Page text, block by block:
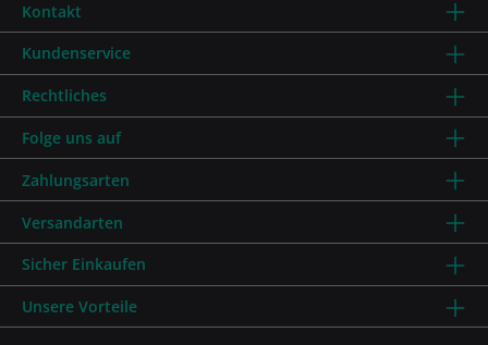
Kundenservice
Rechtliches
Kontakt
Zahlungsarten
Versandarten
Sicher Einkaufen
Folge uns auf
Unsere Vorteile